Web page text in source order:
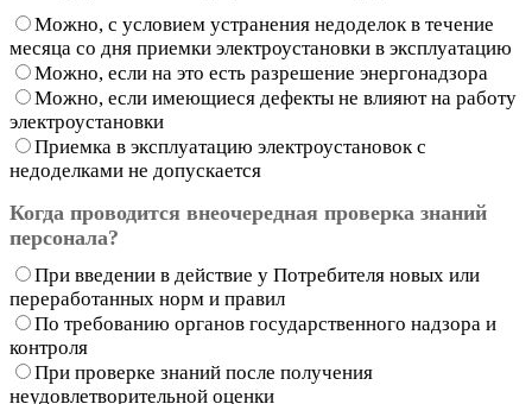
Можно, с условием устранения недоделок в течение
месяца со дня приемки электроустановки в эксплуатацию
Можно, если на это есть разрешение энергонадзора
Можно, если имеющиеся дефекты не влияют на работу
электроустановки
Приемка в эксплуатацию электроустановок с
недоделками не допускается
Когда проводится внеочередная проверка знаний
персонала?
При введении в действие у Потребителя новых или
переработанных норм и правил
По требованию органов государственного надзора и
контроля
При проверке знаний после получения
неудовлетворительной оценки